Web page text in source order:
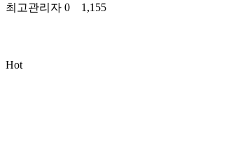
최고관리자 0 1,155
Hot